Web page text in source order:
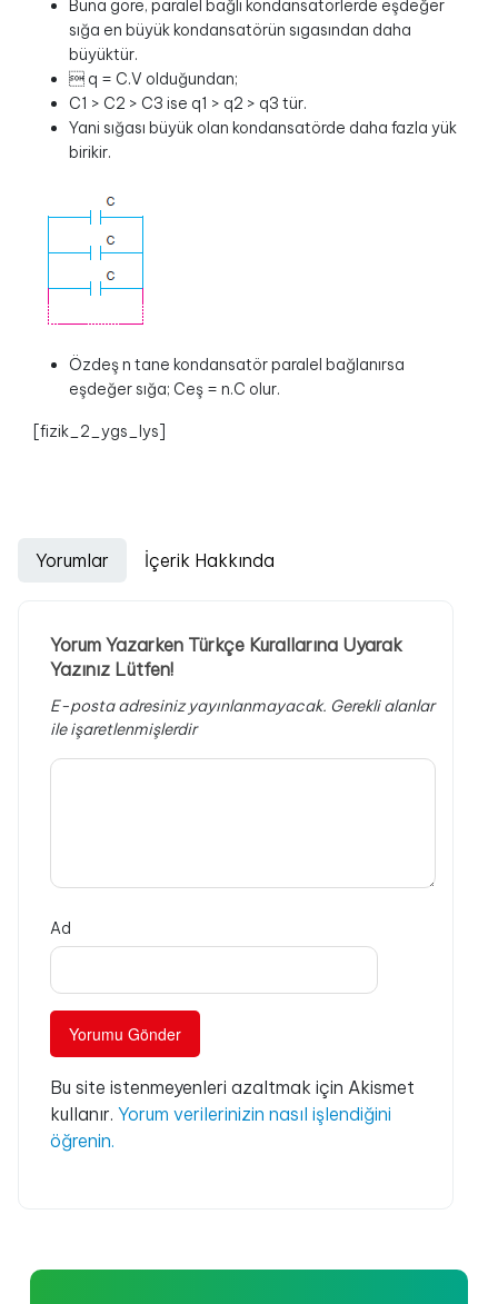
Buna göre, paralel bağlı kondansatörlerde eşdeğer
sığa en büyük kondansatörün sıgasından daha
büyüktür.
 q = C.V olduğundan;
C1 > C2 > C3 ise q1 > q2 > q3 tür.
Yani sığası büyük olan kondansatörde daha fazla yük
birikir.
Özdeş n tane kondansatör paralel bağlanırsa
eşdeğer sığa; Ceş = n.C olur.
[fizik_2_ygs_lys]
Yorumlar İçerik Hakkında
Yorum Yazarken Türkçe Kurallarına Uyarak
Yazınız Lütfen!
E-posta adresiniz yayınlanmayacak. Gerekli alanlar
ile işaretlenmişlerdir
Ad
Bu site istenmeyenleri azaltmak için Akismet
kullanır. Yorum verilerinizin nasıl işlendiğini
öğrenin.